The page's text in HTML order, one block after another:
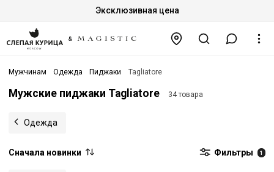
Эксклюзивная цена
Мужчинам Одежда Пиджаки Tagliatore
Мужские пиджаки Tagliatore 34 товара
Одежда
Сначала новинки Фильтры 1